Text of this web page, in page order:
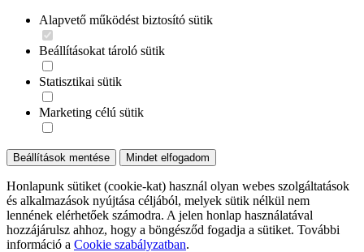
Alapvető működést biztosító sütik
Beállításokat tároló sütik
Statisztikai sütik
Marketing célú sütik
Beállítások mentése Mindet elfogadom
Honlapunk sütiket (cookie-kat) használ olyan webes szolgáltatások
és alkalmazások nyújtása céljából, melyek sütik nélkül nem
lennének elérhetőek számodra. A jelen honlap használatával
hozzájárulsz ahhoz, hogy a böngésződ fogadja a sütiket. További
információ a Cookie szabályzatban.